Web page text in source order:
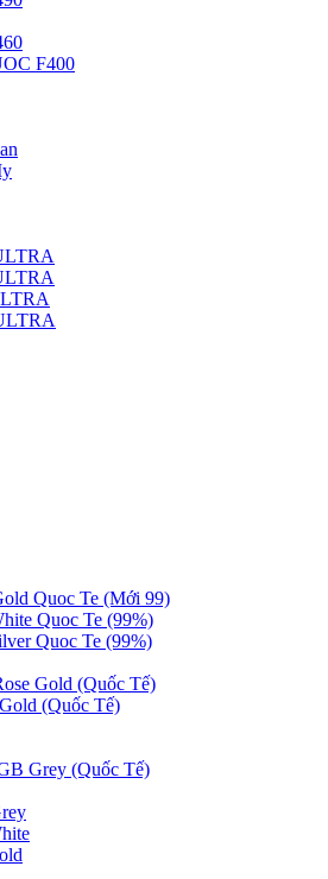
F400
Quoc Te (Mới 99)
Quoc Te (99%)
Quoc Te (99%)
Gold (Quốc Tế)
(Quốc Tế)
Grey (Quốc Tế)